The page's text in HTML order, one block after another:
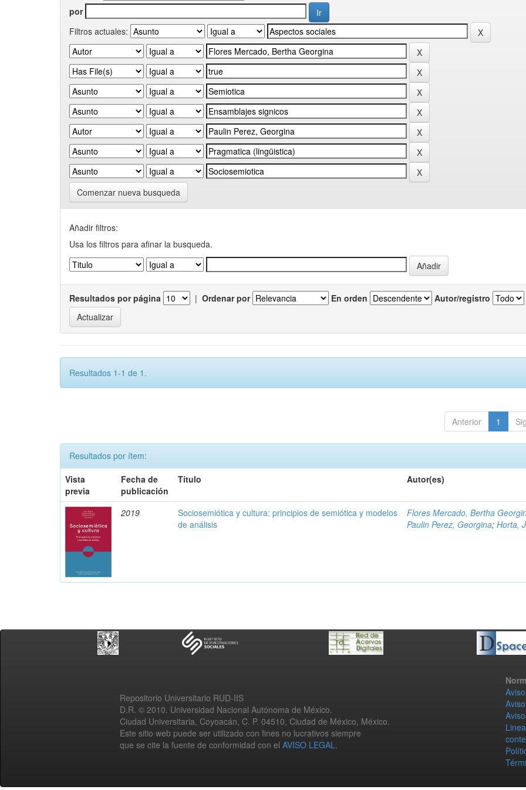
por
Filtros actuales:
Comenzar nueva busqueda
Añadir filtros:
Usa los filtros para afinar la busqueda.
Resultados por página | Ordenar por En orden Autor/registro
Resultados 1-1 de 1.
Anterior 1
Resultados por ítem:
Vista
previa
Fecha de
publicación
Título Autor(es)
2019
Sociosemiótica y cultura: principios de semiótica y modelos
de análisis
Flores Mercado, Bertha
Paulin Perez, Georgina;Horta,
Repositorio Universitario RUD-IIS
D.R. © 2010. Universidad Nacional Autónoma de México.
Ciudad Universitaria, Coyoacán, C. P. 04510, Ciudad de México, México.
Este sitio web puede ser utilizado con fines no lucrativos siempre
que se cite la fuente de conformidad con el AVISO LEGAL.